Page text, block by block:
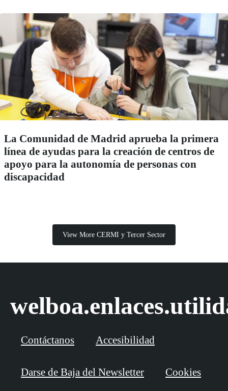
La Comunidad de Madrid aprueba la primera
línea de ayudas para la creación de centros de
apoyo para la autonomía de personas con
discapacidad
View More CERMI y Tercer Sector
Contáctanos Accesibilidad
Darse de Baja del Newsletter Cookies